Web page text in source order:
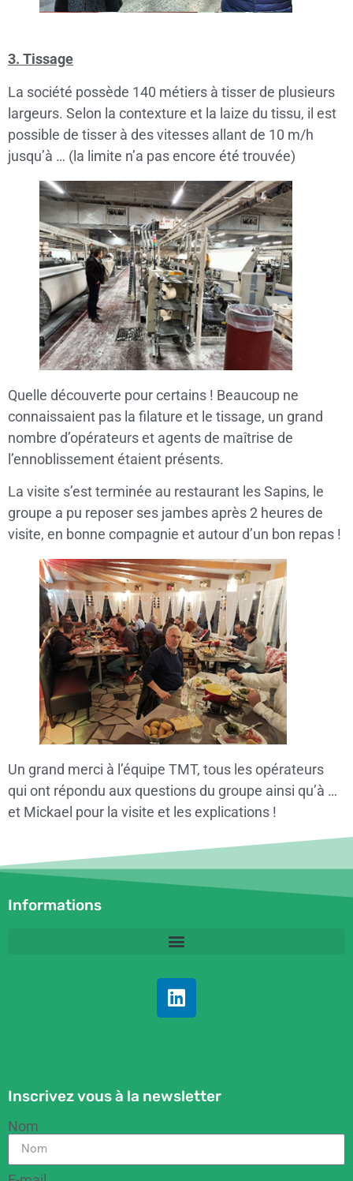
3. Tissage
La société possède 140 métiers à tisser de plusieurs
largeurs. Selon la contexture et la laize du tissu, il est
possible de tisser à des vitesses allant de 10 m/h
jusqu’à … (la limite n’a pas encore été trouvée)
Quelle découverte pour certains ! Beaucoup ne
connaissaient pas la filature et le tissage, un grand
nombre d’opérateurs et agents de maîtrise de
l’ennoblissement étaient présents.
La visite s’est terminée au restaurant les Sapins, le
groupe a pu reposer ses jambes après 2 heures de
visite, en bonne compagnie et autour d’un bon repas !
Un grand merci à l’équipe TMT, tous les opérateurs
qui ont répondu aux questions du groupe ainsi qu’à …
et Mickael pour la visite et les explications !
Informations
Inscrivez vous à la newsletter
Nom